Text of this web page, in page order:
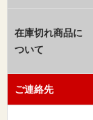
在庫切れ商品に
ついて
ご連絡先